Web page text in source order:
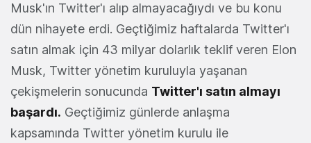
Musk'ın Twitter'ı alıp almayacağıydı ve bu konu
dün nihayete erdi. Geçtiğimiz haftalarda Twitter'ı
satın almak için 43 milyar dolarlık teklif veren Elon
Musk, Twitter yönetim kuruluyla yaşanan
çekişmelerin sonucunda Twitter'ı satın almayı
başardı. Geçtiğimiz günlerde anlaşma
kapsamında Twitter yönetim kurulu ile